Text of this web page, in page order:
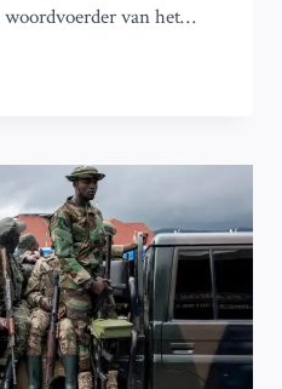
woordvoerder van het…